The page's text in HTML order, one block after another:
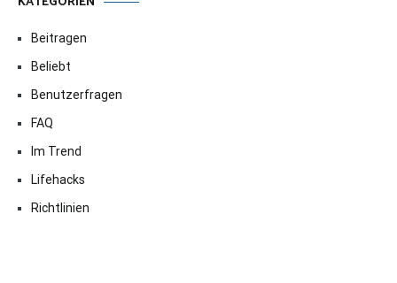
Beitragen
Beliebt
Benutzerfragen
FAQ
Im Trend
Lifehacks
Richtlinien